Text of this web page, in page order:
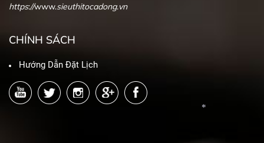
https://www.sieuthitocadong.vn
CHÍNH SÁCH
Hướng Dẫn Đặt Lịch